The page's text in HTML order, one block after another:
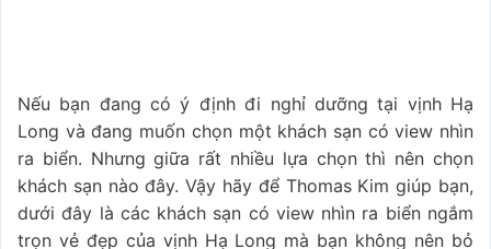
Nếu bạn đang có ý định đi nghỉ dưỡng tại vịnh Hạ
Long và đang muốn chọn một khách sạn có view nhìn
ra biển. Nhưng giữa rất nhiều lựa chọn thì nên chọn
khách sạn nào đây. Vậy hãy để Thomas Kim giúp bạn,
dưới đây là các khách sạn có view nhìn ra biển ngắm
trọn vẻ đẹp của vịnh Hạ Long mà bạn không nên bỏ